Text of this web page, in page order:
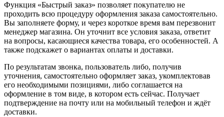
Функция «Быстрый заказ» позволяет покупателю не
проходить всю процедуру оформления заказа самостоятельно.
Вы заполняете форму, и через короткое время вам перезвонит
менеджер магазина. Он уточнит все условия заказа, ответит
на вопросы, касающиеся качества товара, его особенностей. А
также подскажет о вариантах оплаты и доставки.
По результатам звонка, пользователь либо, получив
уточнения, самостоятельно оформляет заказ, укомплектовав
его необходимыми позициями, либо соглашается на
оформление в том виде, в котором есть сейчас. Получает
подтверждение на почту или на мобильный телефон и ждёт
доставки.